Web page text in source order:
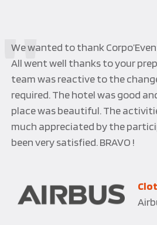
L’équipe de Corpo’Events s’est
nos demandes en étant force de
nouveaux concepts. Leurs idées
toujours une solution pour
C’est un réel plaisir de travailler
par son professionnalisme et son
événements se sont toujours